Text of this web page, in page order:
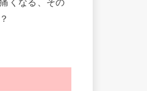
くなる、その